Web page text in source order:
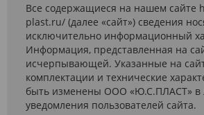
Все содержащиеся на нашем сайте
plast.ru/ (далее «сайт») сведения
исключительно информационный
Информация, представленная на
исчерпывающей. Указанные на
комплектации и технические
быть изменены ООО «Ю.С.ПЛАСТ» в
уведомления пользователей сайта.